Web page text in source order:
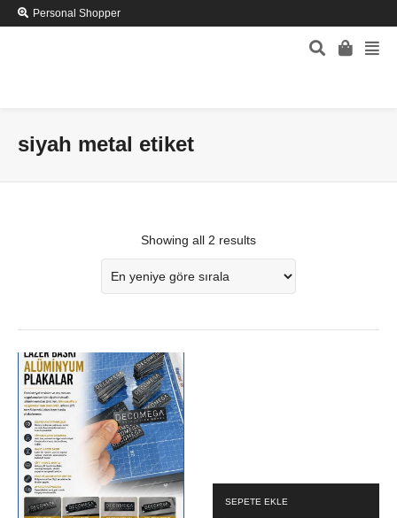
Personal Shopper
siyah metal etiket
Showing all 2 results
SEPETE EKLE